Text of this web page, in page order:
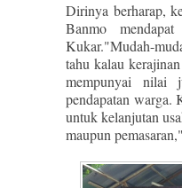
Dirinya berharap,
Banmo
Kukar."Mudah-
tahu kalau
mempunyai nilai
pendapatan warga.
untuk kelanjutan
maupun